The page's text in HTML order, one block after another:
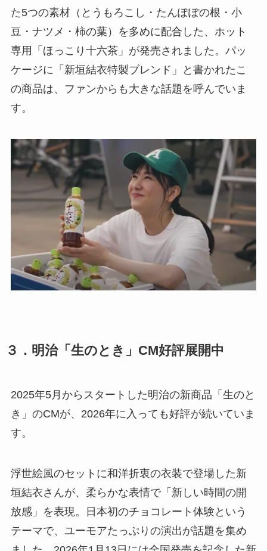
た5つの素材（とうもろこし・たんぽぽの根・小
豆・ナツメ・柿の葉）を多めに配合した、ホット
専用「ほっこり十六茶」が発売されました。パッ
ケージに「新垣結衣特製ブレンド」と書かれたこ
の商品は、ファンからも大きな話題を呼んでいま
す。
３．明治「生のとき」CM好評展開中
2025年5月からスタートした明治の新商品「生のと
き」のCMが、2026年に入っても好評が続いていま
す。
浮世絵風のセットに和洋折衷の衣装で登場した新
垣結衣さんが、柔らかな表情で「新しい時間の開
放感」を表現。日本初のチョコレート体験という
テーマで、ユーモアたっぷりの演出が話題を集め